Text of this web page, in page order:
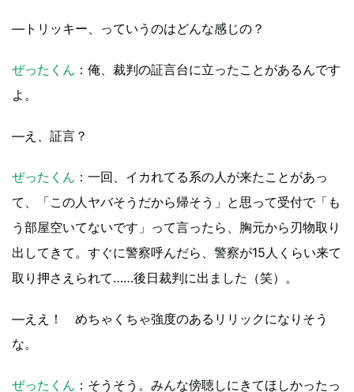
―トリッキー、っていうのはどんな感じの？
ぜったくん ：俺、裁判の証言台に立ったことがあるんです
よ。
―え、証言？
ぜったくん ：一回、イカれてる系の人が来たことがあっ
て、「この人ヤバそうだから帰そう」と思って受付で「も
う部屋空いてないです」って言ったら、胸元から刃物取り
出してきて。すぐに警察呼んだら、警察が15人くらい来て
取り押さえられて……後日裁判に出ました（笑）。
―ええ！ めちゃくちゃ強度のあるリリックになりそう
な。
ぜったくん ：そうそう。みんな傍聴しにきてほしかったっ